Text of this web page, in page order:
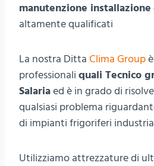
manutenzione installazione
altamente qualificati
La nostra Ditta Clima Group
professionali quali Tecnico
Salariaed è in grado di
qualsiasi problema
di impianti frigoriferi
Utilizziamo attrezzature di